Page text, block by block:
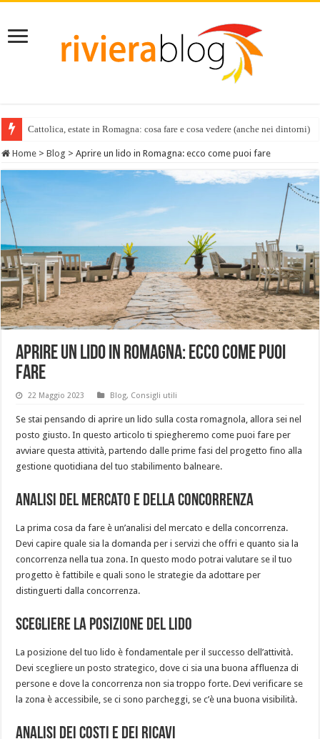
Cattolica, estate in Romagna: cosa fare e cosa vedere (anche nei dintorni)
Home > Blog > Aprire un lido in Romagna: ecco come puoi fare
Aprire un lido in Romagna: ecco come puoi
fare
22 Maggio 2023 Blog, Consigli utili
Se stai pensando di aprire un lido sulla costa romagnola, allora sei nel
posto giusto. In questo articolo ti spiegheremo come puoi fare per
avviare questa attività, partendo dalle prime fasi del progetto fino alla
gestione quotidiana del tuo stabilimento balneare.
Analisi del mercato e della concorrenza
La prima cosa da fare è un’analisi del mercato e della concorrenza.
Devi capire quale sia la domanda per i servizi che offri e quanto sia la
concorrenza nella tua zona. In questo modo potrai valutare se il tuo
progetto è fattibile e quali sono le strategie da adottare per
distinguerti dalla concorrenza.
Scegliere la posizione del lido
La posizione del tuo lido è fondamentale per il successo dell’attività.
Devi scegliere un posto strategico, dove ci sia una buona affluenza di
persone e dove la concorrenza non sia troppo forte. Devi verificare se
la zona è accessibile, se ci sono parcheggi, se c’è una buona visibilità.
Analisi dei costi e dei ricavi